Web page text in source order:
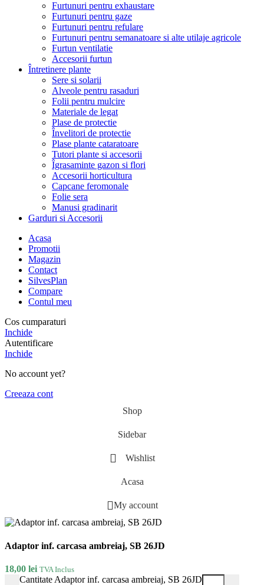
Furtunuri pentru exhaustare
Furtunuri pentru gaze
Furtunuri pentru refulare
Furtunuri pentru semanatoare si alte utilaje agricole
Furtun ventilatie
Accesorii furtun
Întretinere plante
Sere si solarii
Alveole pentru rasaduri
Folii pentru mulcire
Materiale de legat
Plase de protectie
Învelitori de protectie
Plase plante cataratoare
Tutori plante si accesorii
Îgrasaminte gazon si flori
Accesorii horticultura
Capcane feromonale
Folie sera
Manusi gradinarit
Garduri si Accesorii
Acasa
Promotii
Magazin
Contact
SilvesPlan
Compare
Contul meu
Cos cumparaturi
Inchide
Autentificare
Inchide
No account yet?
Creeaza cont
Shop
Sidebar
Wishlist
Acasa
My account
Adaptor inf. carcasa ambreiaj, SB 26JD
18,00 lei TVA Inclus
Cantitate Adaptor inf. carcasa ambreiaj, SB 26JD